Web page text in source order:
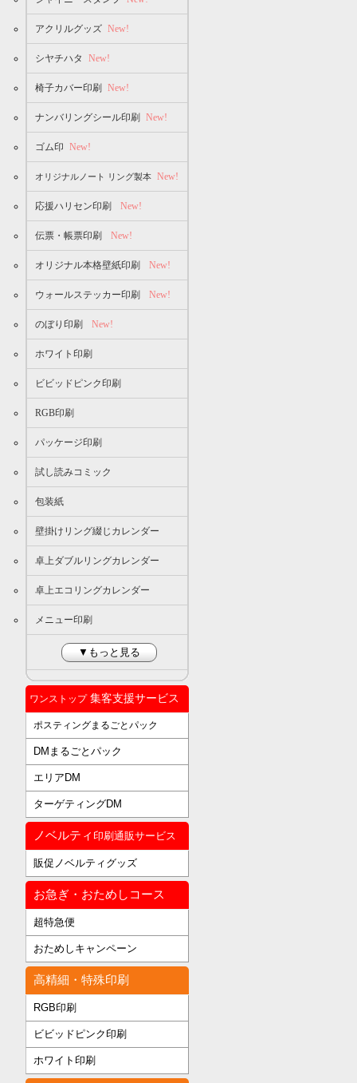
アクリルグッズ New!
シヤチハタ New!
椅子カバー印刷 New!
ナンバリングシール印刷 New!
ゴム印 New!
オリジナルノート リング製本 New!
応援ハリセン印刷 New!
伝票・帳票印刷 New!
オリジナル本格壁紙印刷 New!
ウォールステッカー印刷 New!
のぼり印刷 New!
ホワイト印刷
ビビッドピンク印刷
RGB印刷
パッケージ印刷
試し読みコミック
包装紙
壁掛けリング綴じカレンダー
卓上ダブルリングカレンダー
卓上エコリングカレンダー
メニュー印刷
▼もっと見る
ワンストップ集客支援サービス
ポスティングまるごとパック
DMまるごとパック
エリアDM
ターゲティングDM
ノベルティ 印刷通販サービス
販促ノベルティグッズ
お急ぎ・おためしコース
超特急便
おためしキャンペーン
高精細・特殊印刷
RGB印刷
ビビッドピンク印刷
ホワイト印刷